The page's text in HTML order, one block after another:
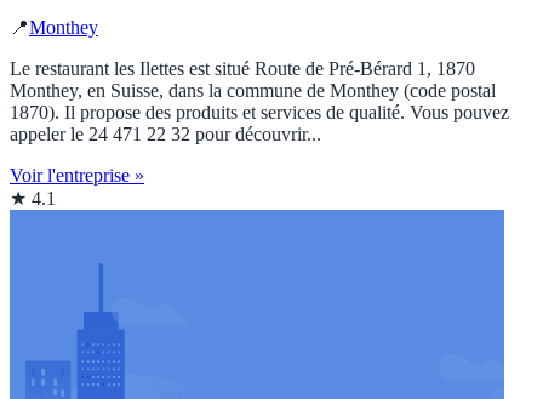
📍Monthey
Le restaurant les Ilettes est situé Route de Pré-Bérard 1, 1870
Monthey, en Suisse, dans la commune de Monthey (code postal
1870). Il propose des produits et services de qualité. Vous pouvez
appeler le 24 471 22 32 pour découvrir...
Voir l'entreprise »
★ 4.1